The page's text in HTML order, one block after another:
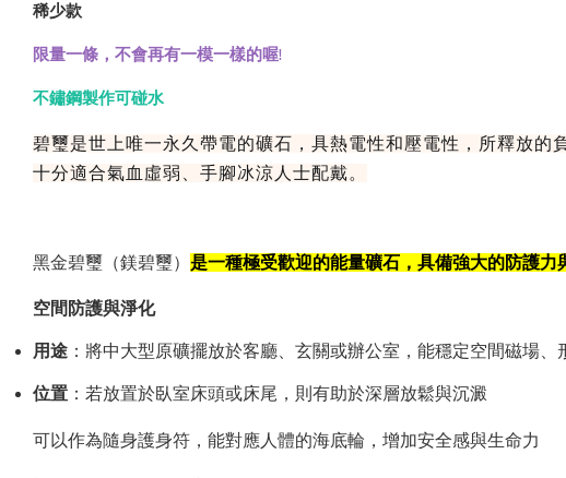
稀少款
限量一條，不會再有一模一樣的喔!
不鏽鋼製作可碰水
碧璽是世上唯一永久帶電的礦石，具熱電性和壓電性，所釋放的
十分適合氣血虛弱、手腳冰涼人士配戴。
黑金碧璽（鎂碧璽） 是一種極受歡迎的能量礦石，具備強大的防護力
空間防護與淨化
用途 ：將中大型原礦擺放於客廳、玄關或辦公室，能穩定空間磁場、
位置 ：若放置於臥室床頭或床尾，則有助於深層放鬆與沉澱
可以作為隨身護身符，能對應人體的海底輪，增加安全感與生命力